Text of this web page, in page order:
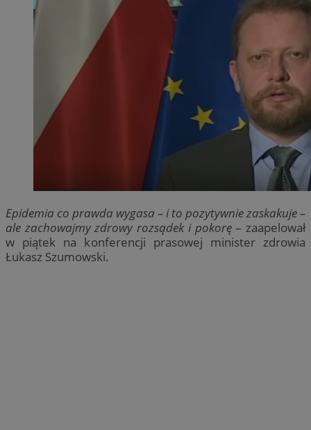
Epidemia co prawda wygasa – i to pozytywnie zaskakuje –
ale zachowajmy zdrowy rozsądek i pokorę– zaapelował
w piątek na konferencji prasowej minister zdrowia
Łukasz Szumowski.